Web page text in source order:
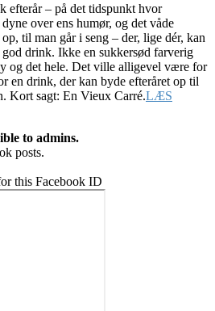
efterår – på det tidspunkt hvor
over ens humør, og det våde
til man går i seng – der, lige dér, kan
drink. Ikke en sukkersød farverig
og det hele. Det ville alligevel være for
en drink, der kan byde efteråret op til
Kort sagt: En Vieux Carré.LÆS
to admins.
posts.
this Facebook ID